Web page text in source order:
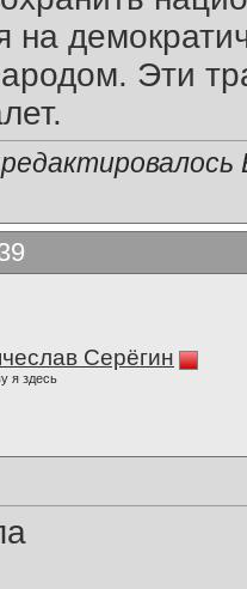
на
Эти
Серёгин
я здесь